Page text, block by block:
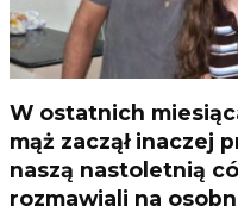
W ostatnich
mąż zaczął inaczej
naszą nastoletnią
rozmawiali na